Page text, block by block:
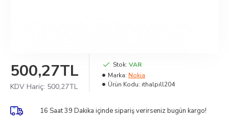
500,27TL
KDV Hariç: 500,27TL
Stok: VAR
Marka: Nokia
Ürün Kodu: ıthalpıll204
16 Saat 39 Dakikaiçinde sipariş verirseniz bugün kargo!